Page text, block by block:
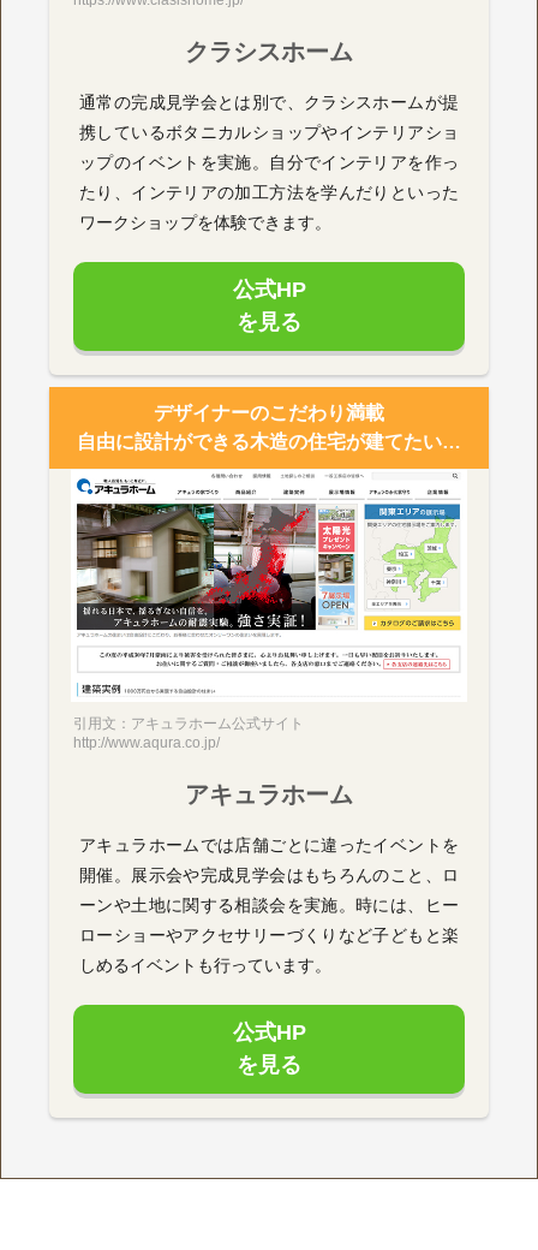
クラシスホーム
通常の完成見学会とは別で、クラシスホームが提
携しているボタニカルショップやインテリアショ
ップのイベントを実施。自分でインテリアを作っ
たり、インテリアの加工方法を学んだりといった
ワークショップを体験できます。
公式HP
を見る
デザイナーのこだわり満載
自由に設計ができる木造の住宅が建てたい…
引用文：アキュラホーム公式サイト
http://www.aqura.co.jp/
アキュラホーム
アキュラホームでは店舗ごとに違ったイベントを
開催。展示会や完成見学会はもちろんのこと、ロ
ーンや土地に関する相談会を実施。時には、ヒー
ローショーやアクセサリーづくりなど子どもと楽
しめるイベントも行っています。
公式HP
を見る